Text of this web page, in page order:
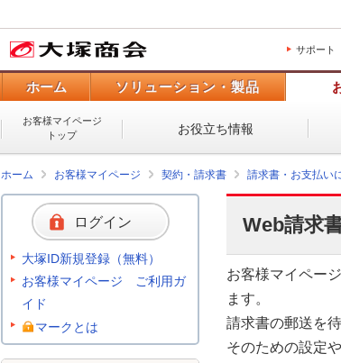
サポート
ホーム ソリューション・製品
お客様マイページ
トップ
お役立ち情報
ホーム お客様マイページ 契約・請求書 請求書・お支払い
Web請求
お客様マイペー
ます。
請求書の郵送を
そのための設定
ログイン
大塚ID新規登録（無料）
お客様マイページ ご利用ガ
イド
マークとは